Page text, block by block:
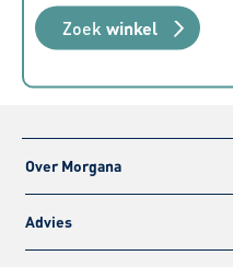
Zoek winkel
Over Morgana
Advies